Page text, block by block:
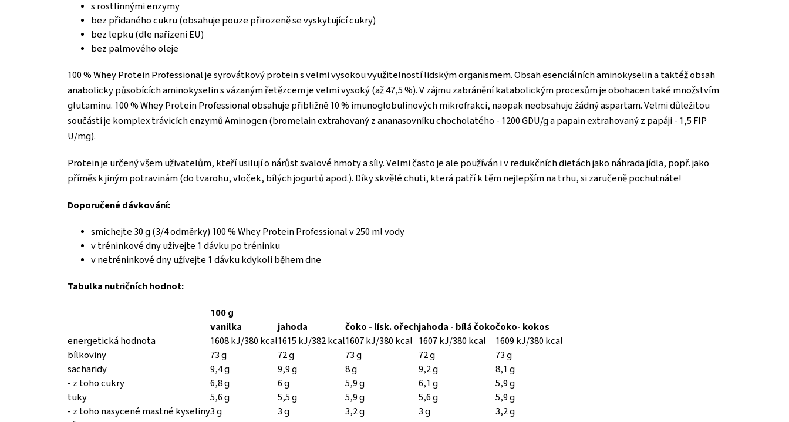
s rostlinnými enzymy
bez přidaného cukru (obsahuje pouze přirozeně se vyskytující cukry)
bez lepku (dle nařízení EU)
bez palmového oleje
100 % Whey Protein Professional je syrovátkový protein s velmi vysokou využitelností lidským organismem. Obsah esenciálních aminokyselin a taktéž obsah
anabolicky působících aminokyselin s vázaným řetězcem je velmi vysoký (až 47,5 %). V zájmu zabránění katabolickým procesům je obohacen také množstvím
glutaminu. 100 % Whey Protein Professional obsahuje přibližně 10 % imunoglobulinových mikrofrakcí, naopak neobsahuje žádný aspartam. Velmi důležitou
součástí je komplex trávicích enzymů Aminogen (bromelain extrahovaný z ananasovníku chocholatého - 1200 GDU/g a papain extrahovaný z papáji - 1,5 FIP
U/mg).
Protein je určený všem uživatelům, kteří usilují o nárůst svalové hmoty a síly. Velmi často je ale používán i v redukčních dietách jako náhrada jídla, popř. jako
příměs k jiným potravinám (do tvarohu, vloček, bílých jogurtů apod.). Díky skvělé chuti, která patří k těm nejlepším na trhu, si zaručeně pochutnáte!
Doporučené dávkování:
smíchejte 30 g (3/4 odměrky) 100 % Whey Protein Professional v 250 ml vody
v tréninkové dny užívejte 1 dávku po tréninku
v netréninkové dny užívejte 1 dávku kdykoli během dne
Tabulka nutričních hodnot:
100 g
vanilka
jahoda čoko - lísk. ořechjahoda - bílá čokočoko- kokos
energetická hodnota
1608 kJ/380 kcal1615 kJ/382 kcal1607 kJ/380 kcal 1607 kJ/380 kcal
1609 kJ/380 kcal
bílkoviny
73 g 72 g 73 g 72 g
73 g
sacharidy
9,4 g 9,9 g 8 g 9,2 g
8,1 g
- z toho cukry
6,8 g 6 g 5,9 g 6,1 g
5,9 g
tuky
5,6 g 5,5 g 5,9 g 5,6 g
5,9 g
- z toho nasycené mastné kyseliny3 g 3 g 3,2 g 3 g
3,2 g